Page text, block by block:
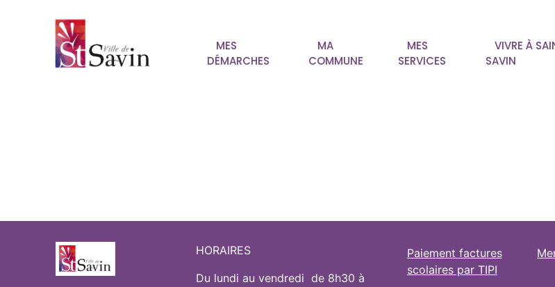
MES
DÉMARCHES
MA
COMMUNE
MES
SERVICES
VIVRE À
SAVIN
HORAIRES
Du lundi au vendredi de 8h30 à
Paiement factures
scolaires par TIPI